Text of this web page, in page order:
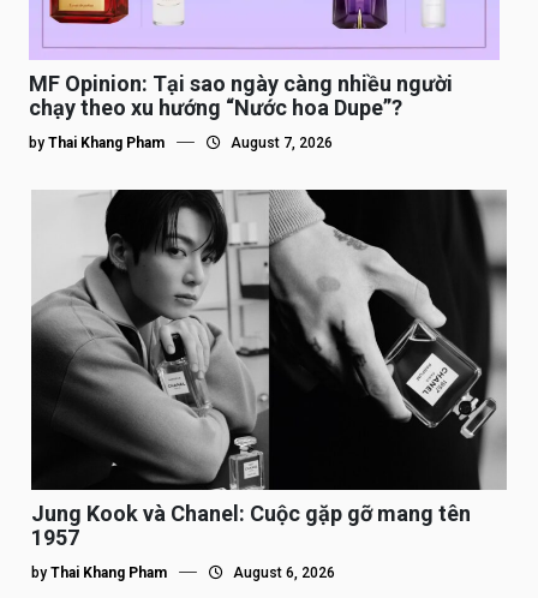
MF Opinion: Tại sao ngày càng nhiều người
chạy theo xu hướng “Nước hoa Dupe”?
by Thai Khang Pham August 7, 2026
Jung Kook và Chanel: Cuộc gặp gỡ mang tên
1957
by Thai Khang Pham August 6, 2026